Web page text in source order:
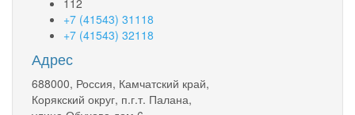
+7 (41543) 31118
+7 (41543) 32118
Адрес
688000, Россия, Камчатский край,
Корякский округ, п.г.т. Палана,